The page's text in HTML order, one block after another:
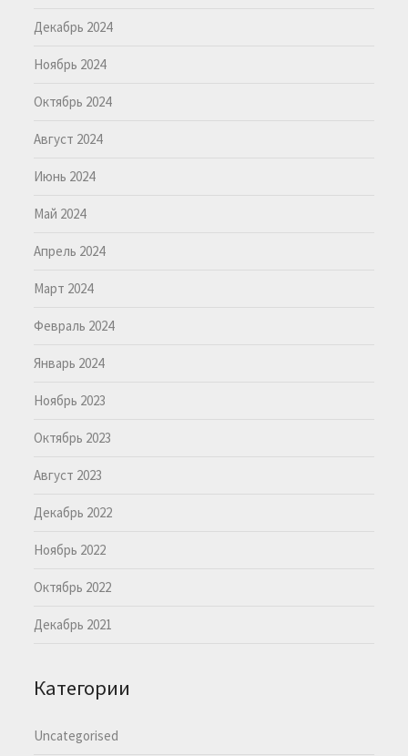
Декабрь 2024
Ноябрь 2024
Октябрь 2024
Август 2024
Июнь 2024
Май 2024
Апрель 2024
Март 2024
Февраль 2024
Январь 2024
Ноябрь 2023
Октябрь 2023
Август 2023
Декабрь 2022
Ноябрь 2022
Октябрь 2022
Декабрь 2021
Категории
Uncategorised